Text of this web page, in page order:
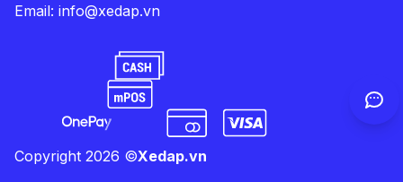
Email: info@xedap.vn
Copyright 2026 ©Xedap.vn